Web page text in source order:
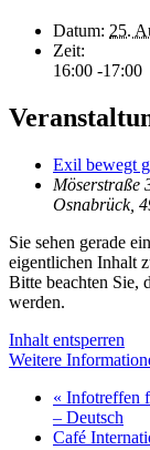
Datum: 25.
Zeit:
16:00 -17:00
Exil bewegt
Möserstraße
Osnabrück,
Sie sehen gerade
eigentlichen Inhalt
Bitte beachten Sie,
werden.
Inhalt entsperren
Weitere
« Infotreffen
– Deutsch
Café